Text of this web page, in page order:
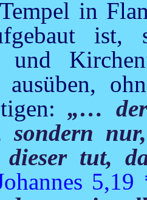
in
und
ausüben,
„…
sondern
dieser tut,
5,19